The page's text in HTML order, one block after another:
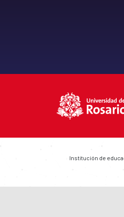
Institución de